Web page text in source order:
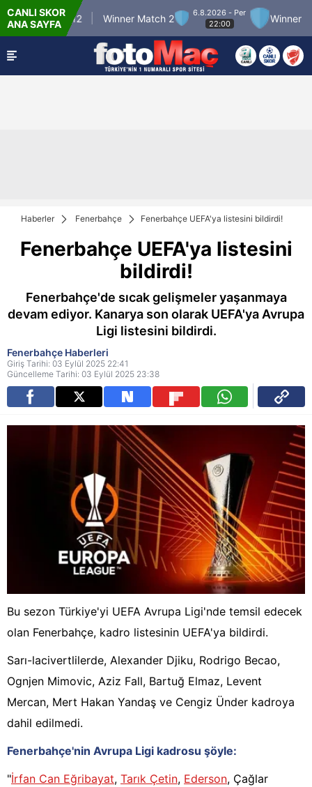
CANLI SKOR
ANA SAYFA
Match 12 Winner Match 2
6.8.2026 - Per
22:00
Winner
Haberler Fenerbahçe Fenerbahçe UEFA'ya listesini bildirdi!
Fenerbahçe UEFA'ya listesini
bildirdi!
Fenerbahçe'de sıcak gelişmeler yaşanmaya
devam ediyor. Kanarya son olarak UEFA'ya Avrupa
Ligi listesini bildirdi.
Fenerbahçe Haberleri
Giriş Tarihi: 03 Eylül 2025 22:41
Güncelleme Tarihi: 03 Eylül 2025 23:38
Bu sezon Türkiye'yi UEFA Avrupa Ligi'nde temsil edecek
olan Fenerbahçe, kadro listesinin UEFA'ya bildirdi.
Sarı-lacivertlilerde, Alexander Djiku, Rodrigo Becao,
Ognjen Mimovic, Aziz Fall, Bartuğ Elmaz, Levent
Mercan, Mert Hakan Yandaş ve Cengiz Ünder kadroya
dahil edilmedi.
Fenerbahçe'nin Avrupa Ligi kadrosu şöyle:
"İrfan Can Eğribayat, Tarık Çetin, Ederson, Çağlar